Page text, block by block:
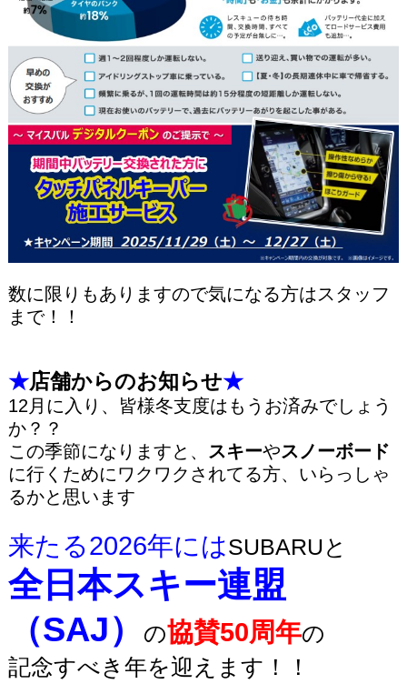
数に限りもありますので気になる方はスタッフ
まで！！
★店舗からのお知らせ★
12月に入り、皆様冬支度はもうお済みでしょう
か？？
この季節になりますと、 スキーやスノーボード
に行くためにワクワクされてる方、いらっしゃ
るかと思います
来たる2026年にはSUBARUと
全日本スキー連盟
（SAJ）
の協賛50周年の
記念すべき年を迎えます！！